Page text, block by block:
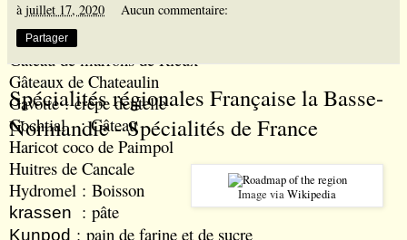
Galette de blé noir
Galettes de Pontaven
Gâteau de marrons de Rieux
Gâteaux de Chateaulin
Gavotte: crêpe dentelle
Gochtial: Gâteau
Haricot coco de Paimpol
Huitres de Cancale
Hydromel : Boisson
krassen : pâte
Kunpod : pain de farine et de sucre
àjuillet 17, 2020 Aucun commentaire:
Partager
Spécialités régionales Française la Basse-
Normandie - Spécialités de France
Image viaWikipedia